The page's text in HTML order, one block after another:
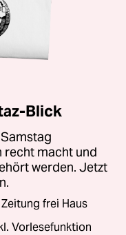
Blick
recht macht und
werden. Jetzt
frei Haus
Vorlesefunktion